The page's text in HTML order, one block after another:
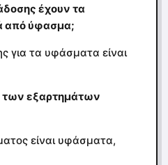
έχουν τα
από ύφασμα;
για τα υφάσματα είναι
των εξαρτημάτων
είναι υφάσματα,